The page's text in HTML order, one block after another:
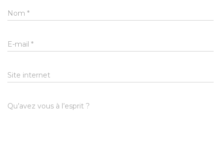
Nom *
E-mail *
Site internet
Qu’avez vous à l’esprit ?